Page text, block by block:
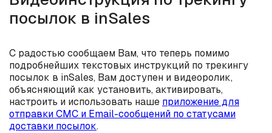
посылок в inSales
С радостью сообщаем Вам, что теперь помимо
подробнейших текстовых инструкций по трекингу
посылок в inSales, Вам доступен и видеоролик,
объясняющий как установить, активировать,
настроить и использовать наше приложение для
отправки СМС и Email-сообщений по статусами
доставки посылок.